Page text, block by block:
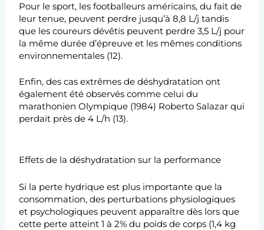
Pour le sport, les footballeurs américains, du fait de
leur tenue, peuvent perdre jusqu’à 8,8 L/j tandis
que les coureurs dévêtis peuvent perdre 3,5 L/j pour
la même durée d’épreuve et les mêmes conditions
environnementales (12).
Enfin, des cas extrêmes de déshydratation ont
également été observés comme celui du
marathonien Olympique (1984) Roberto Salazar qui
perdait près de 4 L/h (13).
Effets de la déshydratation sur la performance
Si la perte hydrique est plus importante que la
consommation, des perturbations physiologiques
et psychologiques peuvent apparaître dès lors que
cette perte atteint 1 à 2% du poids de corps (1,4 kg